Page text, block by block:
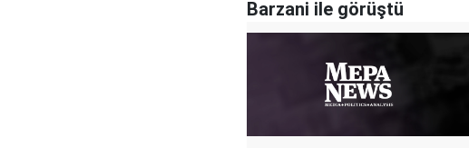
Barzani ile görüştü